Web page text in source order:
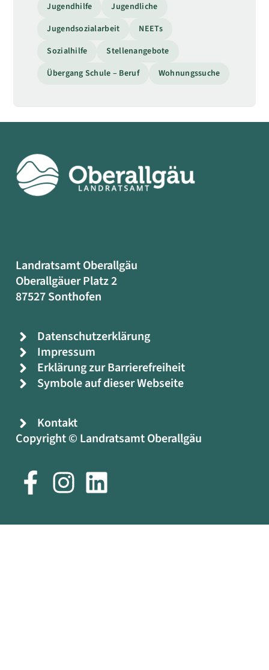
Jugendhilfe
Jugendliche
Jugendsozialarbeit
NEETs
Sozialhilfe
Stellenangebote
Übergang Schule – Beruf
Wohnungssuche
Landratsamt Oberallgäu
Oberallgäuer Platz 2
87527 Sonthofen
Datenschutzerklärung
Impressum
Erklärung zur Barrierefreiheit
Symbole auf dieser Webseite
Kontakt
Copyright © Landratsamt Oberallgäu